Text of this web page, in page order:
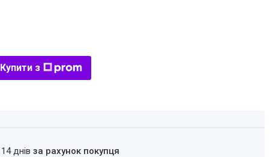
Купити з
днів за рахунок покупця